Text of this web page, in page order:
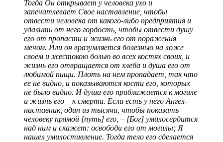
Тогда Он открывает у человека ухо и
запечатлевает Свое наставление, чтобы
отвести человека от какого-либо предприятия и
удалить от него гордость, чтобы отвести душу
его от пропасти и жизнь его от поражения
мечом. Или он вразумляется болезнью на ложе
своем и жестокою болью во всех костях своих, и
жизнь его отвращается от хлеба и душа его от
любимой пищи. Плоть на нем пропадает, так что
ее не видно, и показываются кости его, которых
не было видно. И душа его приближается к могиле
и жизнь его – к смерти. Если есть у него Ангел-
наставник, один из тысячи, чтобы показать
человеку прямой [путь] его, – [Бог] умилосердится
над ним и скажет: освободи его от могилы; Я
нашел умилостивление. Тогда тело его сделается